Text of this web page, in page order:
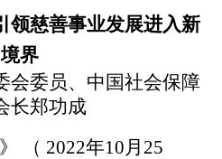
领慈善事业发展进入新
境界
委员、中国社会保障
长郑功成
（ 2022年10月25